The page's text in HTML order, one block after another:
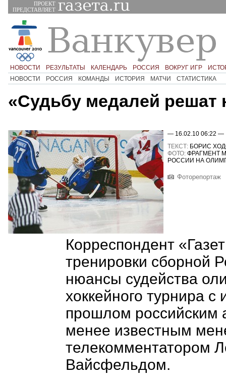
ПРОЕКТ
ПРЕДСТАВЛЯЕТ
НОВОСТИ РЕЗУЛЬТАТЫ КАЛЕНДАРЬ РОССИЯ ВОКРУГ ИГР
НОВОСТИ
РОССИЯ КОМАНДЫ ИСТОРИЯ МАТЧИ СТАТИСТИКА
«Судьбу медалей решат
— 16.02.10 06:22 —
ТЕКСТ: БОРИС
ФОТО: ФРАГМЕНТ
РОССИИ НА
Фоторепортаж
Корреспондент «
тренировки сборной
нюансы судейства
хоккейного турнира с
прошлом российским
менее известным
телекомментатором
Вайсфельдом.